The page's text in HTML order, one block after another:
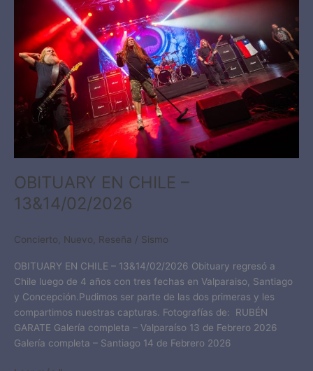
OBITUARY EN CHILE –
13&14/02/2026
Concierto, Nuevo, Reseña / Sismo
OBITUARY EN CHILE – 13&14/02/2026 Obituary regresó a
Chile luego de 4 años con tres fechas en Valparaiso, Santiago
y Concepción.Pudimos ser parte de las dos primeras y les
compartimos nuestras capturas. Fotografías de: RUBÉN
GARATE Galería completa – Valparaíso 13 de Febrero 2026
Galería completa – Santiago 14 de Febrero 2026
13&14/02/2026